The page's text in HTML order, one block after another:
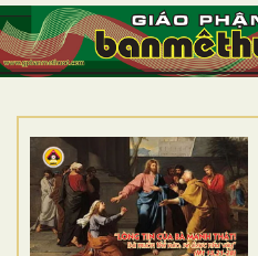
TRANG NHẤT
GIỚI THIỆU
DÒNG TU
BAN MỤC VỤ
ĐOÀN THỂ CG